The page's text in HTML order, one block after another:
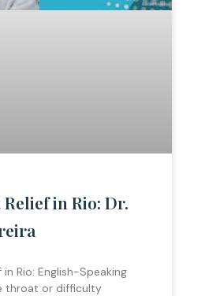
in Rio: Dr.
Rio: English-Speaking
throat or difficulty